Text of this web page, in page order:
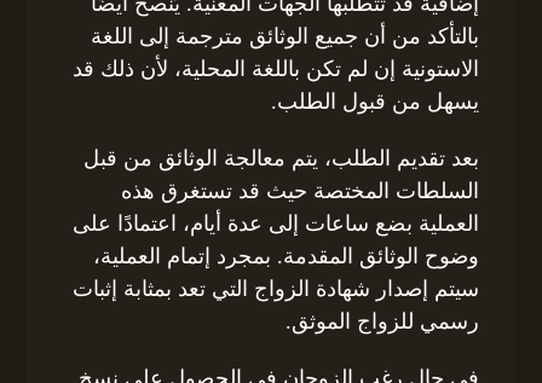
بالتأكد من أن جميع الوثائق مترجمة إلى اللغة
الاستونية إن لم تكن باللغة المحلية، لأن ذلك قد
يسهل من قبول الطلب.
بعد تقديم الطلب، يتم معالجة الوثائق من قبل
السلطات المختصة حيث قد تستغرق هذه
العملية بضع ساعات إلى عدة أيام، اعتمادًا على
وضوح الوثائق المقدمة. بمجرد إتمام العملية،
سيتم إصدار شهادة الزواج التي تعد بمثابة إثبات
رسمي للزواج الموثق.
في حال رغب الزوجان في الحصول على نسخ